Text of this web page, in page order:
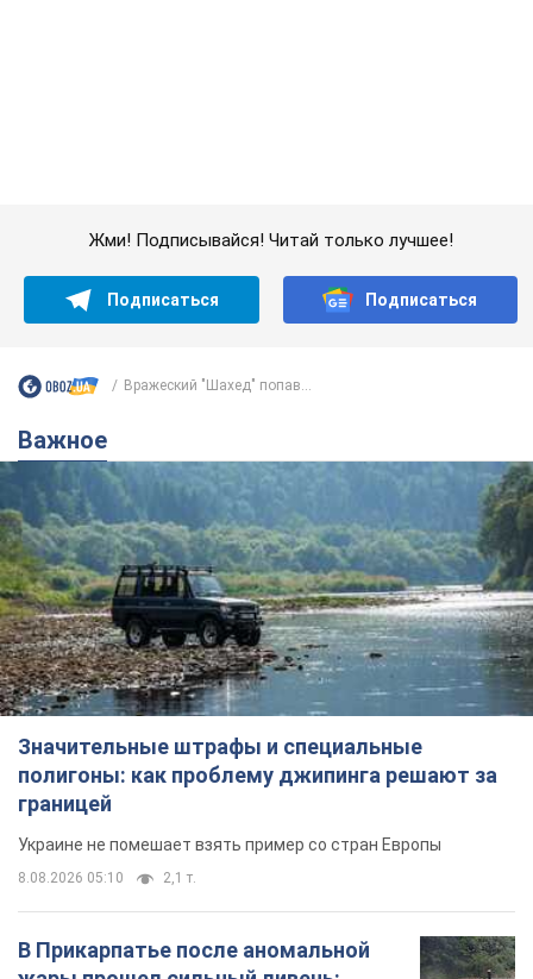
Значительные штрафы и специальные
полигоны: как проблему джипинга решают за
границей
Украине не помешает взять пример со стран Европы
8.08.2026 05:10 2,1 т.
В Прикарпатье после аномальной
жары прошел сильный ливень:
дороги превратились в реки. Видео
Непогода обрушилась на Ивано-Франковскую
Женщине начислили 729 тыс. грн
долга за газ из-за показаний